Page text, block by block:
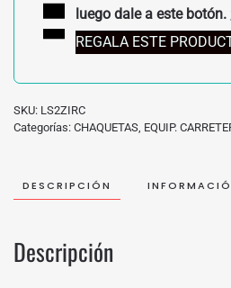
luego dale a este botón.
REGALA ESTE
SKU: LS2ZIRC
Categorías: CHAQUETAS, EQUIP.
DESCRIPCIÓN
Descripción